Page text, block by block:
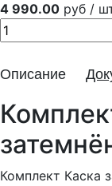
4 990.00 руб /
Описание
Комплект Каска